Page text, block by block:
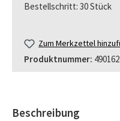
Bestellschritt: 30 Stück
Zum Merkzettel
Produktnummer: 490162
Beschreibung